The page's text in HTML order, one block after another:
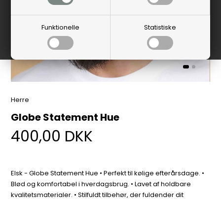
Funktionelle Statistiske
Herre
Globe Statement Hue
400,00 DKK
Elsk - Globe Statement Hue • Perfekt til kølige efterårsdage. •
Blød og komfortabel i hverdagsbrug. • Lavet af holdbare
kvalitetsmaterialer. • Stilfuldt tilbehør, der fuldender dit